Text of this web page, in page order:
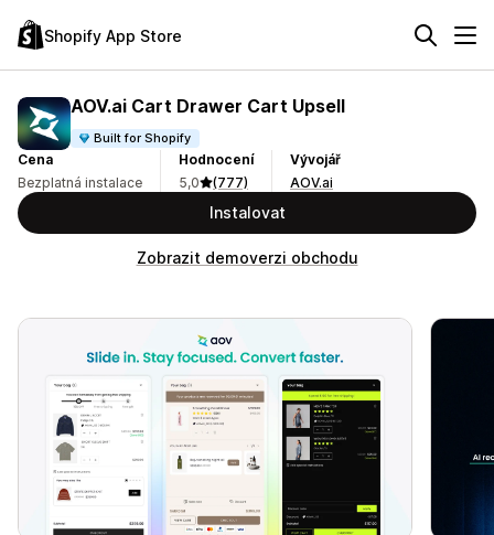
Shopify App Store
AOV.ai Cart Drawer Cart Upsell
Built for Shopify
Cena
Bezplatná instalace
Hodnocení
5,0
(777)
Vývojář
AOV.ai
Instalovat
Zobrazit demoverzi obchodu